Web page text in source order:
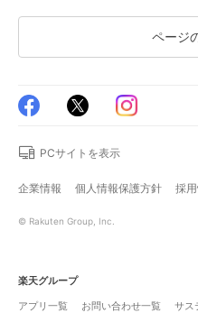
ページ
PCサイトを表示
企業情報 個人情報保護方針 採
© Rakuten Group, Inc.
楽天グループ
アプリ一覧
お問い合わせ一覧 サス